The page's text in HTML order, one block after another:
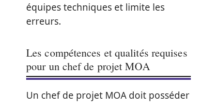
équipes techniques et limite les
erreurs.
Les compétences et qualités requises
pour un chef de projet MOA
Un chef de projet MOA doit posséder